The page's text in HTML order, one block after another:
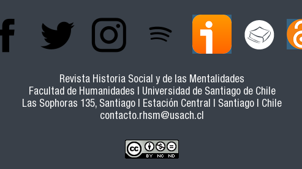
Revista Historia Social y de las Mentalidades
Facultad de Humanidades | Universidad de Santiago de Chile
Las Sophoras 135, Santiago | Estación Central | Santiago | Chile
contacto.rhsm@usach.cl